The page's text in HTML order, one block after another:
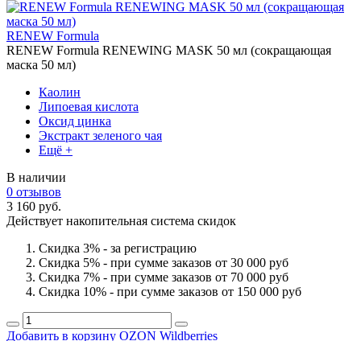
RENEW Formula
RENEW Formula RENEWING MASK 50 мл (сокращающая
маска 50 мл)
Каолин
Липоевая кислота
Оксид цинка
Экстракт зеленого чая
Ещё +
В наличии
0 отзывов
3 160 руб.
Действует накопительная система скидок
Скидка 3% - за регистрацию
Скидка 5% - при сумме заказов от 30 000 руб
Скидка 7% - при сумме заказов от 70 000 руб
Скидка 10% - при сумме заказов от 150 000 руб
Добавить в корзину OZON Wildberries